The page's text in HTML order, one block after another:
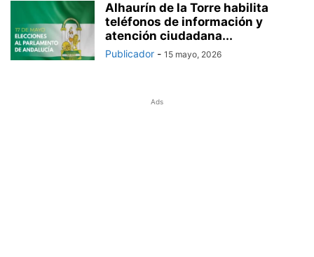
Alhaurín de la Torre habilita
teléfonos de información y
atención ciudadana...
Publicador - 15 mayo, 2026
Ads